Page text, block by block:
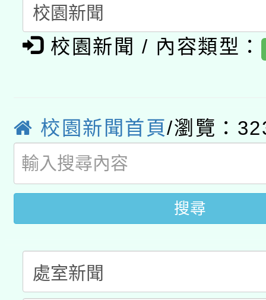
pilot」
有關大陸委員會函釋公
薪期間赴陸應申請許可
轉知經濟部水利署委託
動」
開 智慧啟航」
「2026桃園藝術巡演
關事宜
校園新聞 / 內容類型：
校園新聞首頁/瀏覽：
搜尋